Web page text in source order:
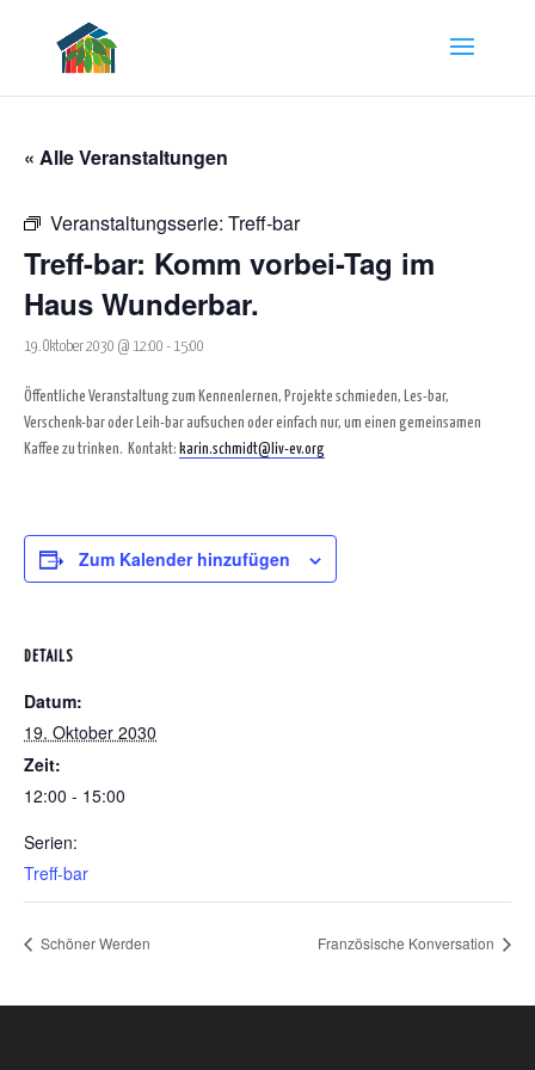
« Alle Veranstaltungen
Veranstaltungsserie: Treff-bar
Treff-bar: Komm vorbei-Tag im
Haus Wunderbar.
19. Oktober 2030 @ 12:00 - 15:00
Öffentliche Veranstaltung zum Kennenlernen, Projekte schmieden, Les-bar,
Verschenk-bar oder Leih-bar aufsuchen oder einfach nur, um einen gemeinsamen
Kaffee zu trinken. Kontakt: karin.schmidt@liv-ev.org
Zum Kalender hinzufügen
DETAILS
Datum:
19. Oktober 2030
Zeit:
12:00 - 15:00
Serien:
Treff-bar
Schöner Werden Französische Konversation